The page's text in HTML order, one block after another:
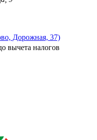
Дорожная, 37)
вычета налогов